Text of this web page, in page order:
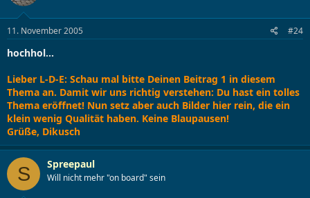
11. November 2005 #24
hochhol...
Lieber L-D-E: Schau mal bitte Deinen Beitrag 1 in diesem
Thema an. Damit wir uns richtig verstehen: Du hast ein tolles
Thema eröffnet! Nun setz aber auch Bilder hier rein, die ein
klein wenig Qualität haben. Keine Blaupausen!
Grüße, Dikusch
S Spreepaul
Will nicht mehr "on board" sein